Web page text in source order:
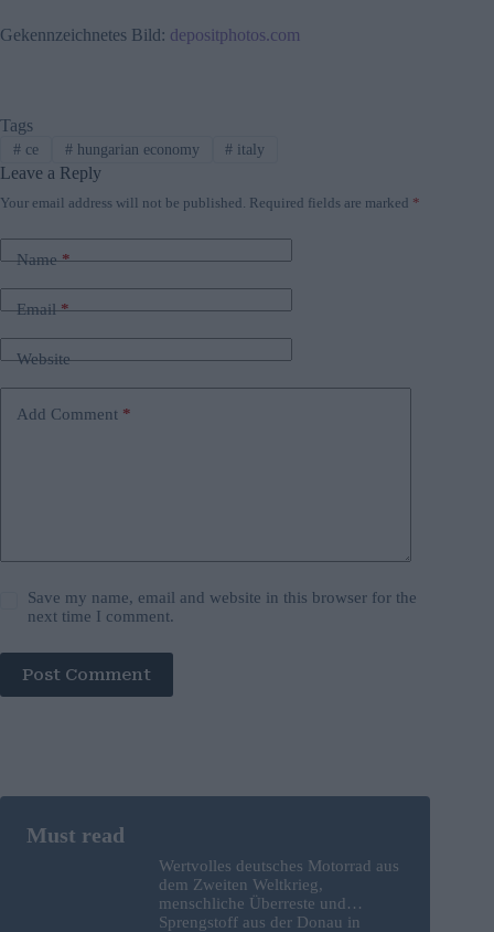
Gekennzeichnetes Bild: depositphotos.com
Tags
#ce #hungarian economy # italy
Leave a Reply
Your email address will not be published. Required fields are marked *
Name*
Email*
Website
Add Comment *
Save my name, email and website in this browser for the
next time I comment.
Post Comment
Wertvolles deutsches Motorrad aus
dem Zweiten Weltkrieg,
menschliche Überreste und
Sprengstoff aus der Donau in